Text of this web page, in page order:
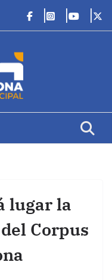
lugar la
Corpus